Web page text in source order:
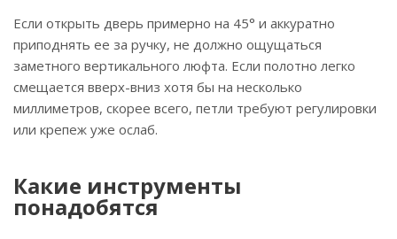
Если открыть дверь примерно на 45° и аккуратно
приподнять ее за ручку, не должно ощущаться
заметного вертикального люфта. Если полотно легко
смещается вверх-вниз хотя бы на несколько
миллиметров, скорее всего, петли требуют регулировки
или крепеж уже ослаб.
Какие инструменты
понадобятся